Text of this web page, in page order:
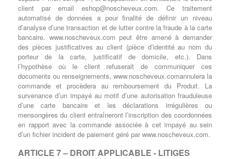
client par email eshop@noscheveux.com. Ce traitement
automatisé de données a pour finalité de définir un niveau
d’analyse d’une transaction et de lutter contre la fraude à la carte
bancaire. www.noscheveux.com peut être amené à demander
des pièces justificatives au client (pièce d’identité au nom du
porteur de la carte, justificatif de domicile, etc.). Dans
l’hypothèse où le client refuserait de communiquer ces
documents ou renseignements, www.noscheveux.comannulera la
commande et procèdera au remboursement du Produit. La
survenance d’un impayé au motif d’une autorisation frauduleuse
d’une carte bancaire et les déclarations irrégulières ou
mensongères du client entraîneront l’inscription des coordonnées
en rapport avec la commande associée à cet impayé au sein
d’un fichier incident de paiement géré par www.noscheveux.com.
ARTICLE 7 – DROIT APPLICABLE - LITIGES